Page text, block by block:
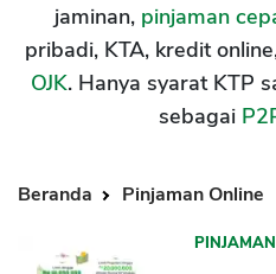
jaminan, pinjaman
pribadi, KTA, kredit
OJK. Hanya syarat KTP
sebagai
Beranda Pinjaman Online